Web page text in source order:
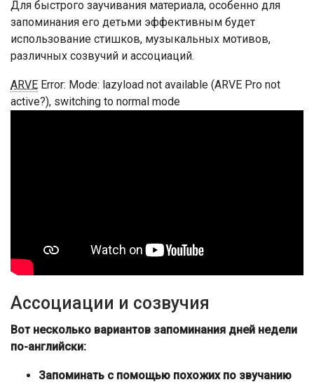
Для быстрого заучивания материала, особенно для
запоминания его детьми эффективным будет
использование стишков, музыкальных мотивов,
различных созвучий и ассоциаций.
ARVE Error: Mode: lazyload not available (ARVE Pro not
active?), switching to normal mode
Ассоциации и созвучия
Вот несколько вариантов запоминания дней недели
по-английски:
Запоминать с помощью похожих по звучанию